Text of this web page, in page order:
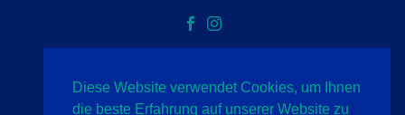
Datenschutz Impressum Kontakt
Diese Website verwendet Cookies, um Ihnen
die beste Erfahrung auf unserer Website zu